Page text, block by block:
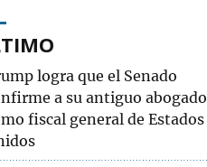
logra que el Senado
a su antiguo abogado
fiscal general de Estados